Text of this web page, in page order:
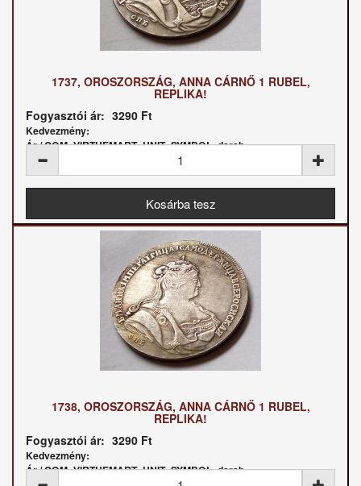
1737, OROSZORSZÁG, ANNA CÁRNŐ 1 RUBEL,
REPLIKA!
Fogyasztói ár: 3290 Ft
Kedvezmény:
Ár / COM_VIRTUEMART_UNIT_SYMBOL_darab:
1738, OROSZORSZÁG, ANNA CÁRNŐ 1 RUBEL,
REPLIKA!
Fogyasztói ár: 3290 Ft
Kedvezmény:
Ár / COM_VIRTUEMART_UNIT_SYMBOL_darab: